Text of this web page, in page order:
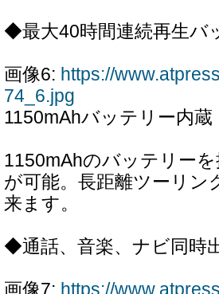
◆最大40時間連続再生バ
画像6: https://
74_6.jpg
1150mAhバッテリー内蔵
1150mAhのバッテリー
が可能。長距離ツーリン
来ます。
◆通話、音楽、ナビ同時
画像7: https://